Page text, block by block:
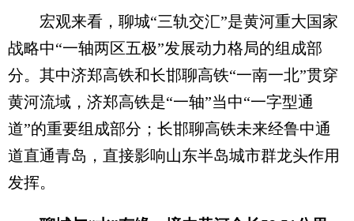
宏观来看，聊城“三轨交汇”是黄河重大国家
战略中“一轴两区五极”发展动力格局的组成部
分。其中济郑高铁和长邯聊高铁“一南一北”贯穿
黄河流域，济郑高铁是“一轴”当中“一字型通
道”的重要组成部分；长邯聊高铁未来经鲁中通
道直通青岛，直接影响山东半岛城市群龙头作用
发挥。